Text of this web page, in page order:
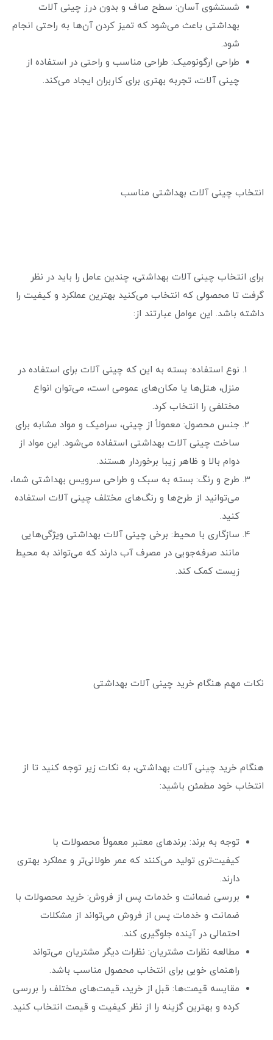
شستشوی آسان: سطح صاف و بدون درز چینی آلات
بهداشتی باعث می‌شود که تمیز کردن آن‌ها به راحتی انجام
شود.
طراحی ارگونومیک: طراحی مناسب و راحتی در استفاده از
چینی آلات، تجربه بهتری برای کاربران ایجاد می‌کند.
انتخاب چینی آلات بهداشتی مناسب
برای انتخاب چینی آلات بهداشتی، چندین عامل را باید در نظر
گرفت تا محصولی که انتخاب می‌کنید بهترین عملکرد و کیفیت را
داشته باشد. این عوامل عبارتند از:
نوع استفاده: بسته به این که چینی آلات برای استفاده در
منزل، هتل‌ها یا مکان‌های عمومی است، می‌توان انواع
مختلفی را انتخاب کرد.
جنس محصول: معمولاً از چینی، سرامیک و مواد مشابه برای
ساخت چینی آلات بهداشتی استفاده می‌شود. این مواد از
دوام بالا و ظاهر زیبا برخوردار هستند.
طرح و رنگ: بسته به سبک و طراحی سرویس بهداشتی شما،
می‌توانید از طرح‌ها و رنگ‌های مختلف چینی آلات استفاده
کنید.
سازگاری با محیط: برخی چینی آلات بهداشتی ویژگی‌هایی
مانند صرفه‌جویی در مصرف آب دارند که می‌تواند به محیط
زیست کمک کند.
نکات مهم هنگام خرید چینی آلات بهداشتی
هنگام خرید چینی آلات بهداشتی، به نکات زیر توجه کنید تا از
انتخاب خود مطمئن باشید:
توجه به برند: برندهای معتبر معمولاً محصولات با
کیفیت‌تری تولید می‌کنند که عمر طولانی‌تر و عملکرد بهتری
دارند.
بررسی ضمانت و خدمات پس از فروش: خرید محصولات با
ضمانت و خدمات پس از فروش می‌تواند از مشکلات
احتمالی در آینده جلوگیری کند.
مطالعه نظرات مشتریان: نظرات دیگر مشتریان می‌تواند
راهنمای خوبی برای انتخاب محصول مناسب باشد.
مقایسه قیمت‌ها: قبل از خرید، قیمت‌های مختلف را بررسی
کرده و بهترین گزینه را از نظر کیفیت و قیمت انتخاب کنید.